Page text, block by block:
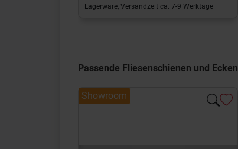
Lagerware, Versandzeit ca. 7-9 Werktage
Passende Fliesenschienen und Ecken
Showroom